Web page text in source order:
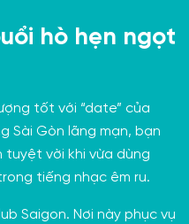
hò hẹn ngọt
tốt với “date” của
Sài Gòn lãng mạn, bạn
tuyệt vời khi vừa dùng
tiếng nhạc êm ru.
Saigon. Nơi này phục vụ